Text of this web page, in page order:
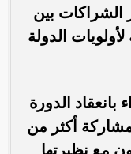
الشراكات بين
الدولة
الدورة
أكثر من
مع نظيرتها